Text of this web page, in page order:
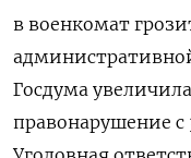
в военкомат
Госдума
правонарушение с